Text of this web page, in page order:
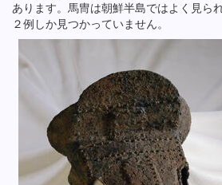
あります。馬冑は朝鮮半島ではよく見ら
２例しか見つかっていません。